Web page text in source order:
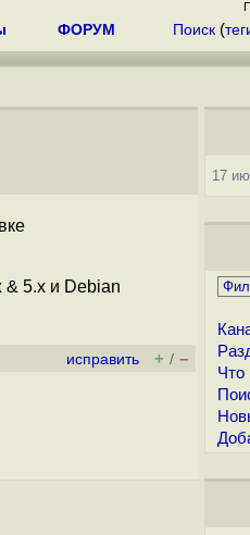
ФОРУМ Поиск (
& 5.x и Debian
исправить + / –
17
Что